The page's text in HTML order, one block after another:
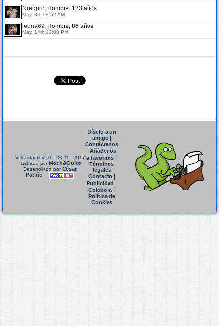
Nreqpro, Hombre, 123 años
May. 8th 08:52 AM
leona69, Hombre, 86 años
May. 14th 12:08 PM
Velocidactil v5.0 © 2011 - 2017
Ilustrado porMach&Guito
Desarrollado porCésar
Patiño
Díselo a un
amigo|
Contáctanos
Añádenos
a favoritos
Términos
legales
Contacto|
Publicidad
Colabora|
Política de
Cookies